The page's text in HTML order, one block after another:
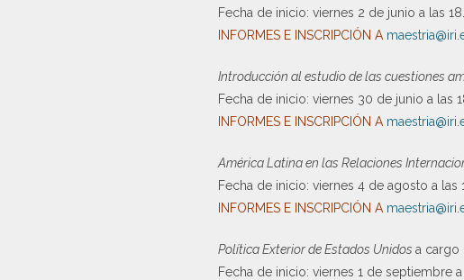
Fecha de inicio: viernes 2 de junio a las
INFORMES E INSCRIPCIÓN A
Introducción al estudio de las cuestiones
Fecha de inicio: viernes 30 de junio a las
INFORMES E INSCRIPCIÓN A
América Latina en las Relaciones
Fecha de inicio: viernes 4 de agosto a las
INFORMES E INSCRIPCIÓN A
Política Exterior de Estados Unidos a cargo
Fecha de inicio: viernes 1 de septiembre